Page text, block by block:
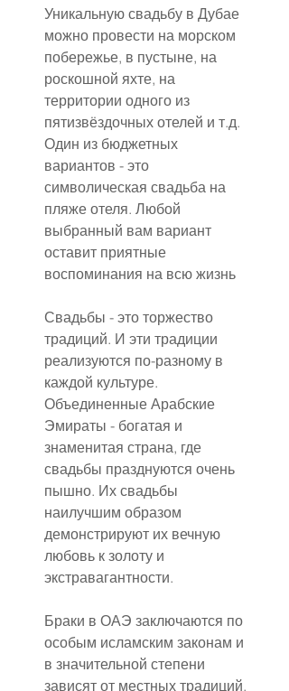
Уникальную свадьбу в Дубае
можно провести на морском
побережье, в пустыне, на
роскошной яхте, на
территории одного из
пятизвёздочных отелей и т.д.
Один из бюджетных
вариантов - это
символическая свадьба на
пляже отеля. Любой
выбранный вам вариант
оставит приятные
воспоминания на всю жизнь
Свадьбы - это торжество
традиций. И эти традиции
реализуются по-разному в
каждой культуре.
Объединенные Арабские
Эмираты - богатая и
знаменитая страна, где
свадьбы празднуются очень
пышно. Их свадьбы
наилучшим образом
демонстрируют их вечную
любовь к золоту и
экстравагантности.
Браки в ОАЭ заключаются по
особым исламским законам и
в значительной степени
зависят от местных традиций.